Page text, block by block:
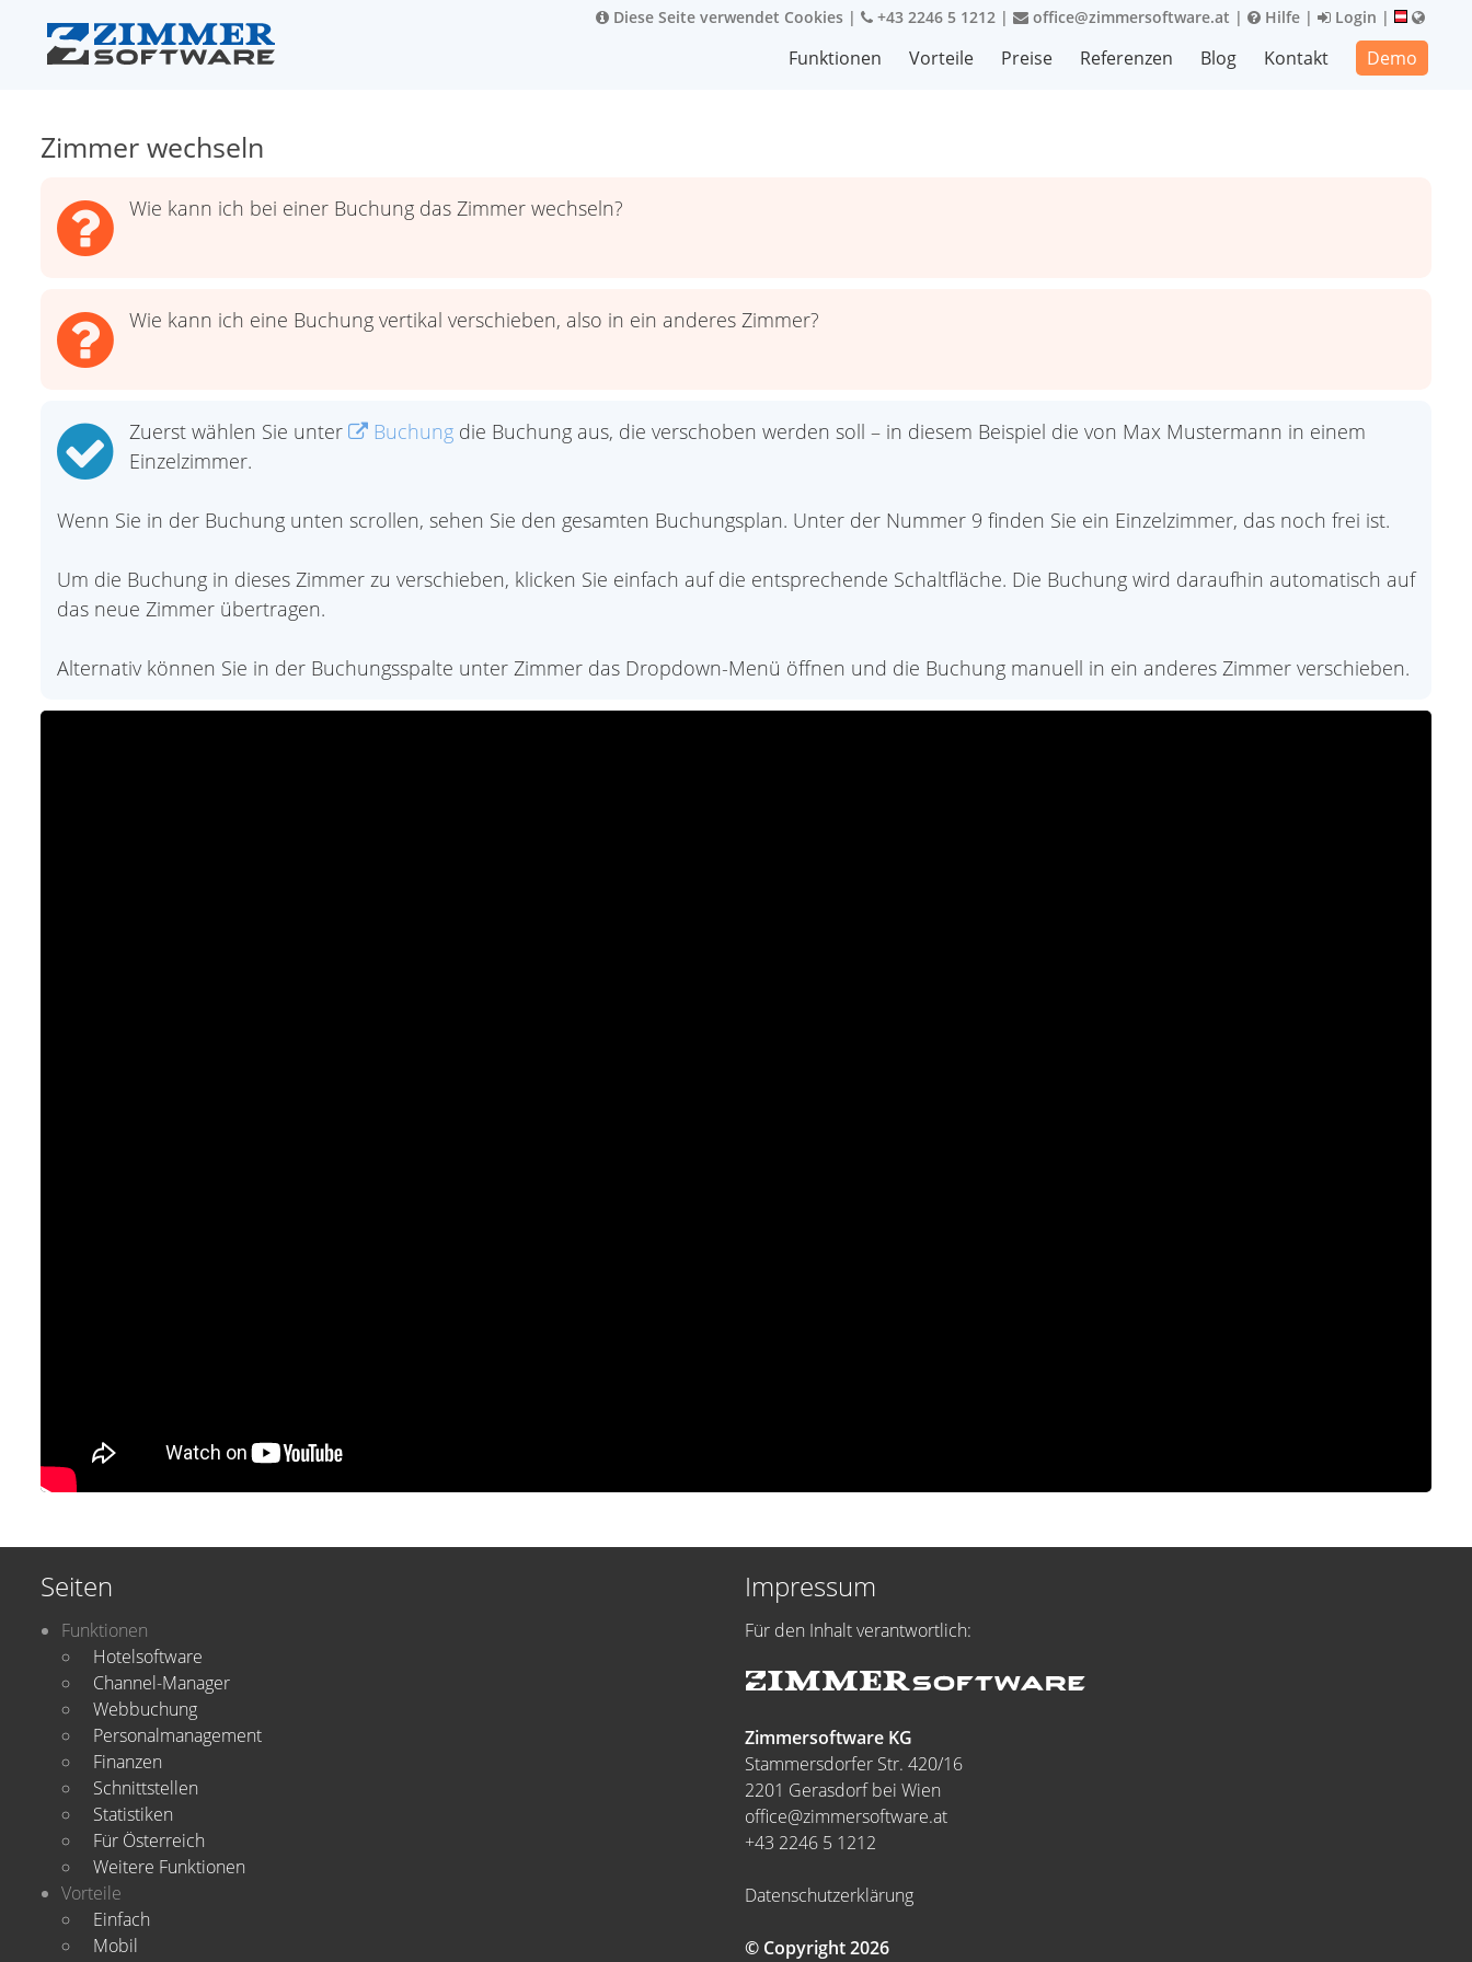
Diese Seite verwendet Cookies | +43 2246 5 1212 | office@zimmersoftware.at | Hilfe | Login |
Funktionen Vorteile Preise Referenzen Blog Kontakt Demo
Zimmer wechseln
Wie kann ich bei einer Buchung das Zimmer wechseln?
Wie kann ich eine Buchung vertikal verschieben, also in ein anderes Zimmer?
Zuerst wählen Sie unter Buchung die Buchung aus, die verschoben werden soll – in diesem Beispiel die von Max Mustermann in einem
Einzelzimmer.
Wenn Sie in der Buchung unten scrollen, sehen Sie den gesamten Buchungsplan. Unter der Nummer 9 finden Sie ein Einzelzimmer, das noch frei ist.
Um die Buchung in dieses Zimmer zu verschieben, klicken Sie einfach auf die entsprechende Schaltfläche. Die Buchung wird daraufhin automatisch auf
das neue Zimmer übertragen.
Alternativ können Sie in der Buchungsspalte unter Zimmer das Dropdown-Menü öffnen und die Buchung manuell in ein anderes Zimmer verschieben.
Seiten
Funktionen
Hotelsoftware
Channel-Manager
Webbuchung
Personalmanagement
Finanzen
Schnittstellen
Statistiken
Für Österreich
Weitere Funktionen
Vorteile
Einfach
Mobil
Impressum
Für den Inhalt verantwortlich:
Zimmersoftware KG
Stammersdorfer Str. 420/16
2201 Gerasdorf bei Wien
office@zimmersoftware.at
+43 2246 5 1212
Datenschutzerklärung
© Copyright 2026